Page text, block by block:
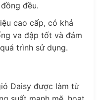
đều.
cao cấp, có khả
va đập tốt và đảm
trình sử dụng.
Daisy được làm từ